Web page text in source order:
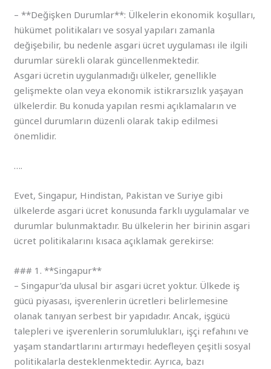
– **Değişken Durumlar**: Ülkelerin ekonomik koşulları,
hükümet politikaları ve sosyal yapıları zamanla
değişebilir, bu nedenle asgari ücret uygulaması ile ilgili
durumlar sürekli olarak güncellenmektedir.
Asgari ücretin uygulanmadığı ülkeler, genellikle
gelişmekte olan veya ekonomik istikrarsızlık yaşayan
ülkelerdir. Bu konuda yapılan resmi açıklamaların ve
güncel durumların düzenli olarak takip edilmesi
önemlidir.
….
Evet, Singapur, Hindistan, Pakistan ve Suriye gibi
ülkelerde asgari ücret konusunda farklı uygulamalar ve
durumlar bulunmaktadır. Bu ülkelerin her birinin asgari
ücret politikalarını kısaca açıklamak gerekirse:
### 1. **Singapur**
– Singapur’da ulusal bir asgari ücret yoktur. Ülkede iş
gücü piyasası, işverenlerin ücretleri belirlemesine
olanak tanıyan serbest bir yapıdadır. Ancak, işgücü
talepleri ve işverenlerin sorumlulukları, işçi refahını ve
yaşam standartlarını artırmayı hedefleyen çeşitli sosyal
politikalarla desteklenmektedir. Ayrıca, bazı